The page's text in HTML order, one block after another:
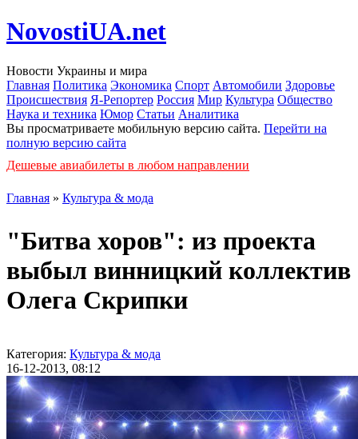
NovostiUA.net
Новости Украины и мира
Главная Политика Экономика Спорт Автомобили Здоровье
Происшествия Я-Репортер Россия Мир Культура Общество
Наука и техника Юмор Статьи Аналитика
Вы просматриваете мобильную версию сайта. Перейти на
полную версию сайта
Дешевые авиабилеты в любом направлении
Главная » Культура & мода
"Битва хоров": из проекта
выбыл винницкий коллектив
Олега Скрипки
Категория: Культура & мода
16-12-2013, 08:12